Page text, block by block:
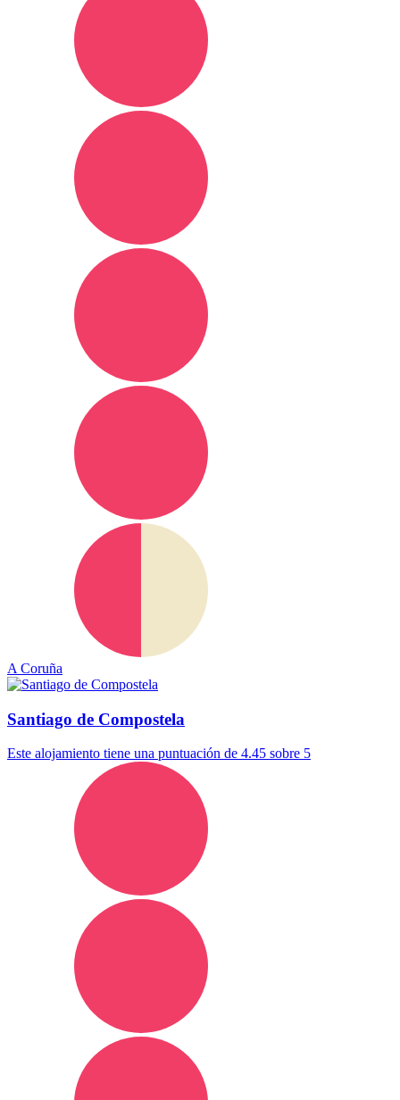
A Coruña
Santiago de Compostela
Este alojamiento tiene una puntuación de 4.45 sobre 5